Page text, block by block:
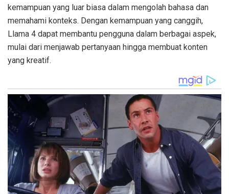
kemampuan yang luar biasa dalam mengolah bahasa dan
memahami konteks. Dengan kemampuan yang canggih,
Llama 4 dapat membantu pengguna dalam berbagai aspek,
mulai dari menjawab pertanyaan hingga membuat konten
yang kreatif.